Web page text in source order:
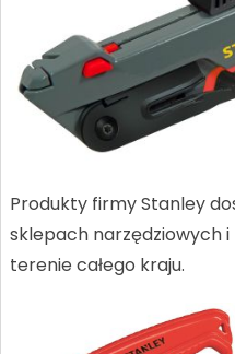
Produkty firmy Stanley
sklepach narzędziowych
terenie całego kraju.